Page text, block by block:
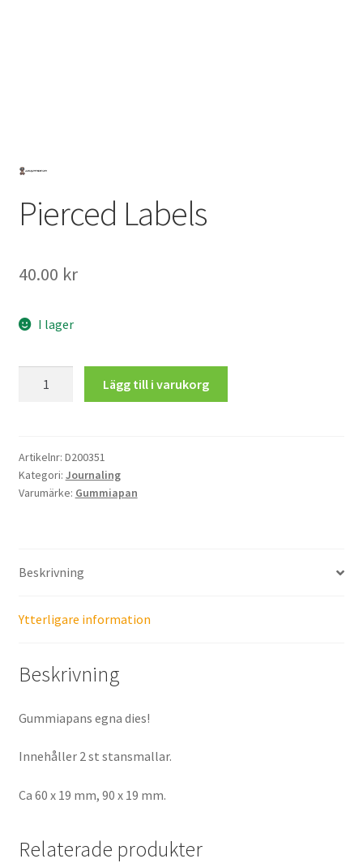
Pierced Labels
40.00 kr
I lager
Lägg till i varukorg
Artikelnr: D200351
Kategori: Journaling
Varumärke: Gummiapan
Beskrivning
Ytterligare information
Beskrivning
Gummiapans egna dies!
Innehåller 2 st stansmallar.
Ca 60 x 19 mm, 90 x 19 mm.
Relaterade produkter